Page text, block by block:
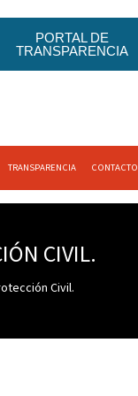
PORTAL DE
TRANSPARENCIA
TRANSPARENCIA CONTACTO
CIVIL.
Civil.